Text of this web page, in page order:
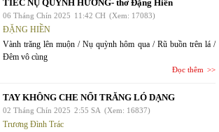
TIẾC NỤ QUỲNH HƯƠNG- thơ Đặng Hiền
06 Tháng Chín 2025 11:42 CH (Xem: 17083)
ĐẶNG HIỀN
Vành trăng lên muộn / Nụ quỳnh hôm qua / Rũ buồn trên lá /
Đêm vô cùng
Đọc thêm
TAY KHÔNG CHE NỔI TRĂNG LÓ DẠNG
02 Tháng Chín 2025 2:55 SA (Xem: 16837)
Trương Đình Trác